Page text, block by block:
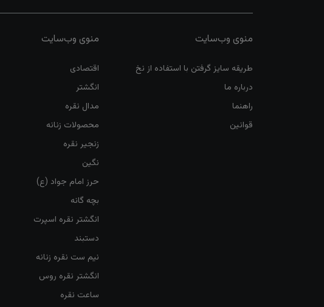
منوی وب‌سایت
طریقه سایز گرفتن با استفاده از نخ
درباره ما
راهنما
قوانین
منوی وب‌سایت
اقتصادی
انگشتر
مدال نقره
محصولات زنانه
زنجیر نقره
نگین
حرز امام جواد (ع)
بچه گانه
انگشتر نقره اسپرت
دستبند
نیم ست نقره زنانه
انگشتر نقره روس
ساعت نقره